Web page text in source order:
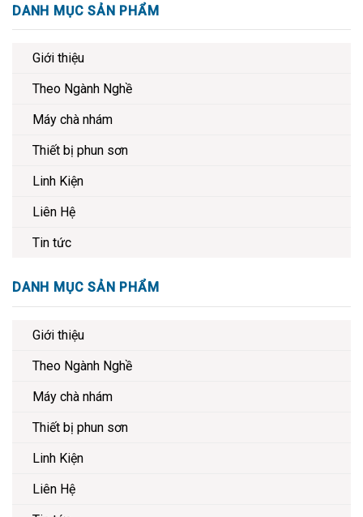
DANH MỤC SẢN PHẨM
Giới thiệu
Theo Ngành Nghề
Máy chà nhám
Thiết bị phun sơn
Linh Kiện
Liên Hệ
Tin tức
DANH MỤC SẢN PHẨM
Giới thiệu
Theo Ngành Nghề
Máy chà nhám
Thiết bị phun sơn
Linh Kiện
Liên Hệ